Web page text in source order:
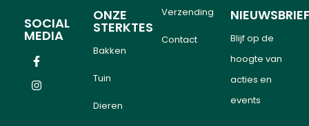
SOCIAL
MEDIA
ONZE
STERKTES
Bakken
Tuin
Dieren
Verzending
Contact
Blijf op de
hoogte van
acties en
events